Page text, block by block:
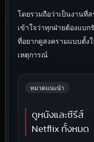
โดยรวมถือว่าเป็นงานที่
เข้าใจว่าทุกฝ่ายต้องแบ
ที่อยากดูสงครามแบบตั้ง
เหตุการณ์
หมวดแนะนำ
ดูหนังและซีรีส์
Netflix ทั้งหมด